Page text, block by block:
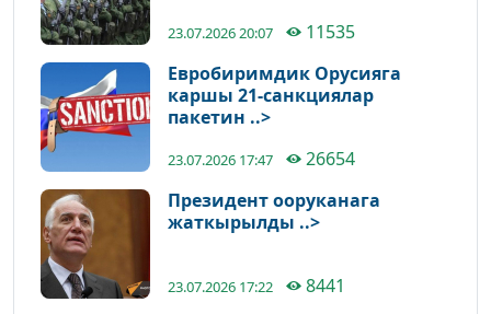
23.07.2026 20:07
11535
Евробиримдик Орусияга
каршы 21-санкциялар
пакетин ..>
23.07.2026 17:47
26654
Президент ооруканага
жаткырылды ..>
23.07.2026 17:22
8441